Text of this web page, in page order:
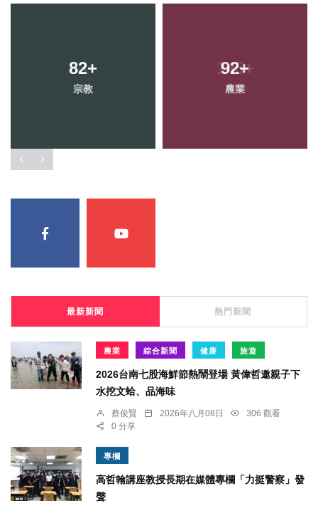
82+
宗教
92+
農業
最新新聞 熱門新聞
農業 綜合新聞 健康 旅遊
2026台南七股海鮮節熱鬧登場 黃偉哲邀親子下
水挖文蛤、品海味
蔡俊賢 2026年八月08日
306 觀看
0 分享
專欄
高哲翰講座教授長期在媒體專欄「力挺警察」發
聲